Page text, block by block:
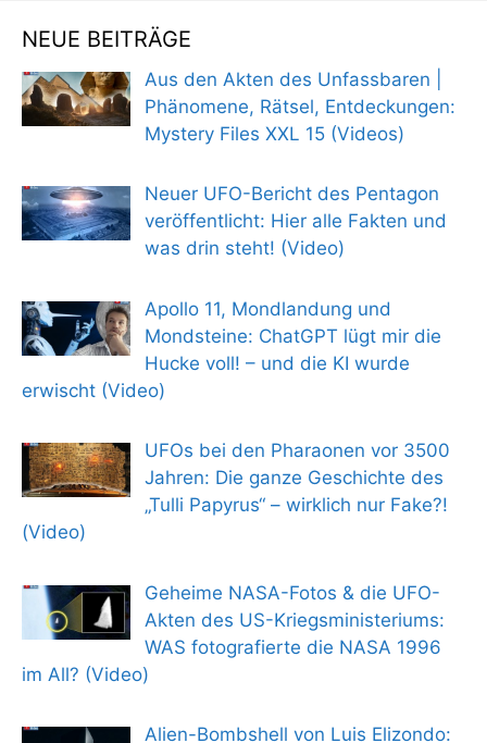
NEUE BEITRÄGE
Aus den Akten des Unfassbaren |
Phänomene, Rätsel, Entdeckungen:
Mystery Files XXL 15 (Videos)
Neuer UFO-Bericht des Pentagon
veröffentlicht: Hier alle Fakten und
was drin steht! (Video)
Apollo 11, Mondlandung und
Mondsteine: ChatGPT lügt mir die
Hucke voll! – und die KI wurde
erwischt (Video)
UFOs bei den Pharaonen vor 3500
Jahren: Die ganze Geschichte des
„Tulli Papyrus“ – wirklich nur Fake?!
(Video)
Geheime NASA-Fotos & die UFO-
Akten des US-Kriegsministeriums:
WAS fotografierte die NASA 1996
im All? (Video)
Alien-Bombshell von Luis Elizondo: